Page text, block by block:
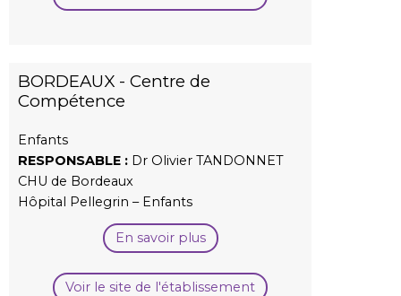
BORDEAUX - Centre de
Compétence
Enfants
RESPONSABLE : Dr Olivier TANDONNET
CHU de Bordeaux
Hôpital Pellegrin – Enfants
En savoir plus
Voir le site de l'établissement